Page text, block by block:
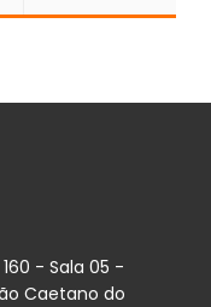
- Sala 05 -
Caetano do